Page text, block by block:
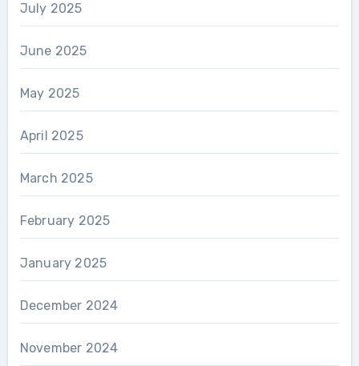
July 2025
June 2025
May 2025
April 2025
March 2025
February 2025
January 2025
December 2024
November 2024